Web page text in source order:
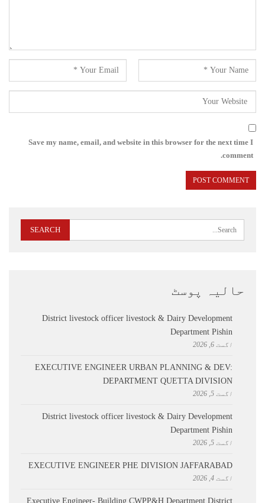
Save my name, email, and website in this browser for the next time I
comment.
حالیہ پوسٹ
District livestock officer livestock & Dairy Development
Department Pishin
اگست 6, 2026
EXECUTIVE ENGINEER URBAN PLANNING & DEV:
DEPARTMENT QUETTA DIVISION
اگست 5, 2026
District livestock officer livestock & Dairy Development
Department Pishin
اگست 5, 2026
EXECUTIVE ENGINEER PHE DIVISION JAFFARABAD
اگست 4, 2026
Executive Engineer- Building CWPP&H Department District